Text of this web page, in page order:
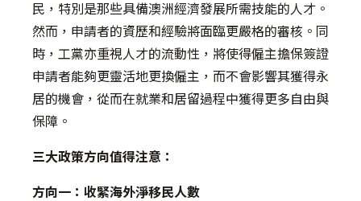
民，特別是那些具備澳洲經濟發展所需技能的人才。
然而，申請者的資歷和經驗將面臨更嚴格的審核。同
時，工黨亦重視人才的流動性，將使得僱主擔保簽證
申請者能夠更靈活地更換僱主，而不會影響其獲得永
居的機會，從而在就業和居留過程中獲得更多自由與
保障。
三大政策方向值得注意：
方向一：收緊海外淨移民人數